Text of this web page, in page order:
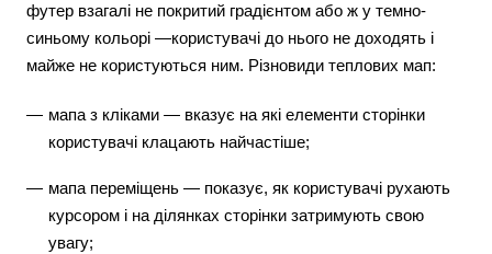
футер взагалі не покритий градієнтом або ж у темно-
синьому кольорі —користувачі до нього не доходять і
майже не користуються ним. Різновиди теплових мап:
мапа з кліками — вказує на які елементи сторінки
користувачі клацають найчастіше;
мапа переміщень — показує, як користувачі рухають
курсором і на ділянках сторінки затримують свою
увагу;